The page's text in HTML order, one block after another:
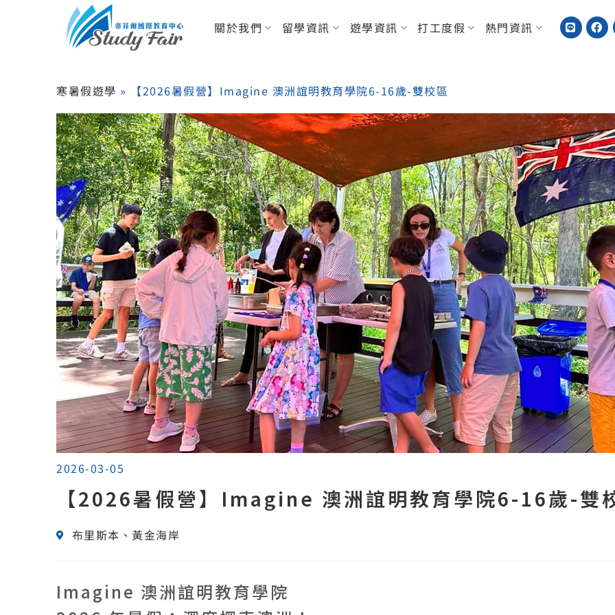
關於我們 留學資訊 遊學資訊 打工度假 熱門資訊
寒暑假遊學 » 【2026暑假營】Imagine 澳洲誼明教育學院6-16歲-雙校區
2026-03-05
【2026暑假營】Imagine 澳洲誼明教育學院6-16歲-雙
布里斯本、黃金海岸
Imagine 澳洲誼明教育學院